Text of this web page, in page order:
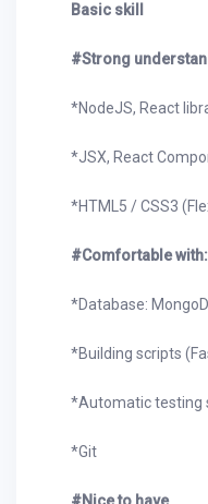
Basic skill
#Strong
*NodeJS, React
*JSX, React
*HTML5 / CSS3
#Comfortable
*Database:
*Building scripts
*Automatic testing
*Git